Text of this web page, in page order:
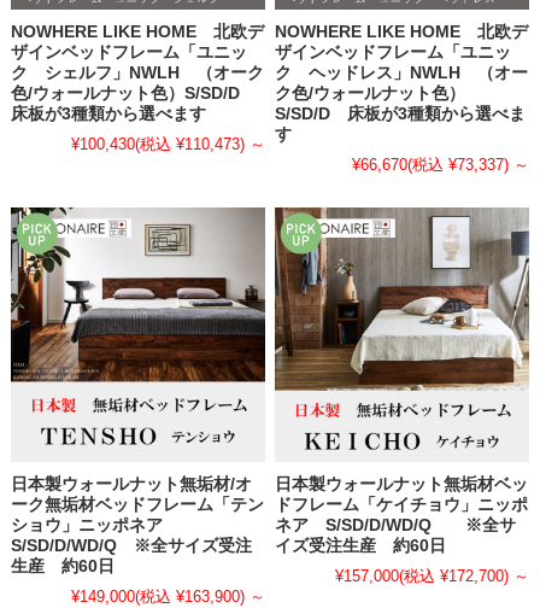
NOWHERE LIKE HOME 北欧デ
ザインベッドフレーム「ユニッ
ク シェルフ」NWLH （オーク
色/ウォールナット色）S/SD/D
床板が3種類から選べます
¥100,430(税込 ¥110,473) ～
NOWHERE LIKE HOME 北欧デ
ザインベッドフレーム「ユニッ
ク ヘッドレス」NWLH （オー
ク色/ウォールナット色）
S/SD/D 床板が3種類から選べま
す
¥66,670(税込 ¥73,337) ～
日本製ウォールナット無垢材/オ
ーク無垢材ベッドフレーム「テン
ショウ」ニッポネア
S/SD/D/WD/Q ※全サイズ受注
生産 約60日
¥149,000(税込 ¥163,900) ～
日本製ウォールナット無垢材ベッ
ドフレーム「ケイチョウ」ニッポ
ネア S/SD/D/WD/Q ※全サ
イズ受注生産 約60日
¥157,000(税込 ¥172,700) ～